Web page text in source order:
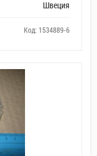
Швеция
Код: 1534889-6